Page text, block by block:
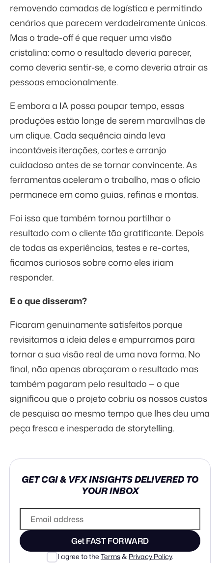
removendo camadas de logística e permitindo
cenários que parecem verdadeiramente únicos.
Mas o trade-off é que requer uma visão
cristalina: como o resultado deveria parecer,
como deveria sentir-se, e como deveria atrair as
pessoas emocionalmente.
E embora a IA possa poupar tempo, essas
produções estão longe de serem maravilhas de
um clique. Cada sequência ainda leva
incontáveis iterações, cortes e arranjo
cuidadoso antes de se tornar convincente. As
ferramentas aceleram o trabalho, mas o ofício
permanece em como guias, refinas e montas.
Foi isso que também tornou partilhar o
resultado com o cliente tão gratificante. Depois
de todas as experiências, testes e re-cortes,
ficamos curiosos sobre como eles iriam
responder.
E o que disseram?
Ficaram genuinamente satisfeitos porque
revisitamos a ideia deles e empurramos para
tornar a sua visão real de uma nova forma. No
final, não apenas abraçaram o resultado mas
também pagaram pelo resultado — o que
significou que o projeto cobriu os nossos custos
de pesquisa ao mesmo tempo que lhes deu uma
peça fresca e inesperada de storytelling.
GET CGI & VFX INSIGHTS DELIVERED TO
YOUR INBOX
Get FAST FORWARD
I agree to the Terms& Privacy Policy.